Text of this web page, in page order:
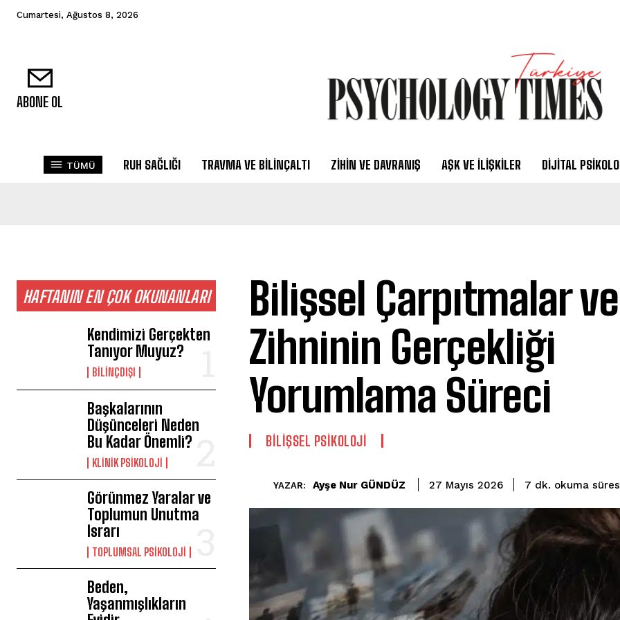
Cumartesi, Ağustos 8, 2026
ABONE OL
TÜMÜ RUH SAĞLIĞI TRAVMA VE BILINÇALTI ZIHIN VE DAVRANIŞ AŞK VE İLIŞKILER DIJITAL
HAFTANIN EN ÇOK OKUNANLARI
Kendimizi Gerçekten
Tanıyor Muyuz?
BILINÇDIŞI
Başkalarının
Düşünceleri Neden
Bu Kadar Önemli?
KLINIK PSIKOLOJI
Görünmez Yaralar ve
Toplumun Unutma
Israrı
TOPLUMSAL PSIKOLOJI
Beden,
Yaşanmışlıkların
Bilişsel Çarpıtmalar
Zihninin Gerçekliği
Yorumlama Süreci
BILIŞSEL PSIKOLOJI
YAZAR: Ayşe Nur GÜNDÜZ 27 Mayıs 2026 7 dk. okuma